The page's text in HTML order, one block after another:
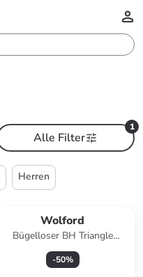
1
Alle Filter
Herren
Wolford
Bügelloser BH Triangle
Bralette in smoke
-50%